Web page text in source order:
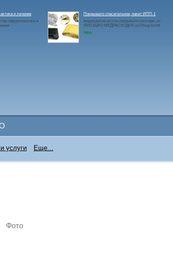
и лечение
хирургического и
Покрывало спасательное, пакет ИПП-1
медизделия,жгуты,покрывало изотерм. от
ЛУКОШКО МЕДРАСХОДКИ id:2Vtzqx1mhtf
https:
услуги Еще...
Фото